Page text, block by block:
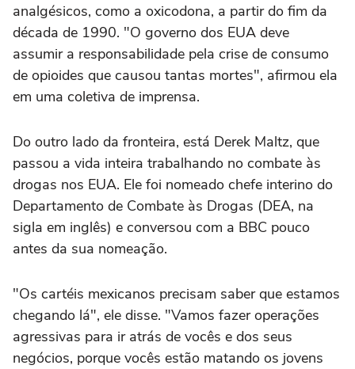
analgésicos, como a oxicodona, a partir do fim da
década de 1990. "O governo dos EUA deve
assumir a responsabilidade pela crise de consumo
de opioides que causou tantas mortes", afirmou ela
em uma coletiva de imprensa.
Do outro lado da fronteira, está Derek Maltz, que
passou a vida inteira trabalhando no combate às
drogas nos EUA. Ele foi nomeado chefe interino do
Departamento de Combate às Drogas (DEA, na
sigla em inglês) e conversou com a BBC pouco
antes da sua nomeação.
"Os cartéis mexicanos precisam saber que estamos
chegando lá", ele disse. "Vamos fazer operações
agressivas para ir atrás de vocês e dos seus
negócios, porque vocês estão matando os jovens